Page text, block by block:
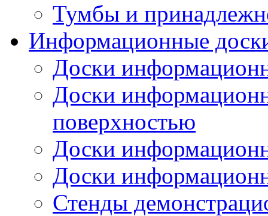
Тумбы и
Информационные
Доски
Доски
поверхностью
Доски
Доски
Стенды